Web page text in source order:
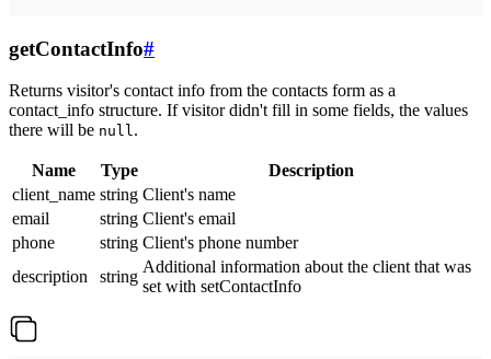
getContactInfo#
Returns visitor's contact info from the contacts form as a
contact_info structure. If visitor didn't fill in some fields, the values
there will be null.
Name Type
Description
client_name string Client's name
email
string Client's email
phone
string Client's phone number
description
string
Additional information about the client that was
set with setContactInfo